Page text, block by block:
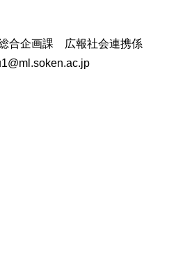
合企画課 広報社会連携係